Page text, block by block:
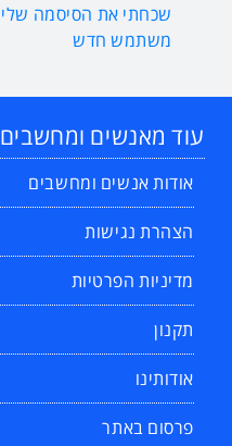
שכחתי את הסיסמה שלי
משתמש חדש
עוד מאנשים ומחשבים
אודות אנשים ומחשבים
הצהרת נגישות
מדיניות הפרטיות
תקנון
אודותינו
פרסום באתר